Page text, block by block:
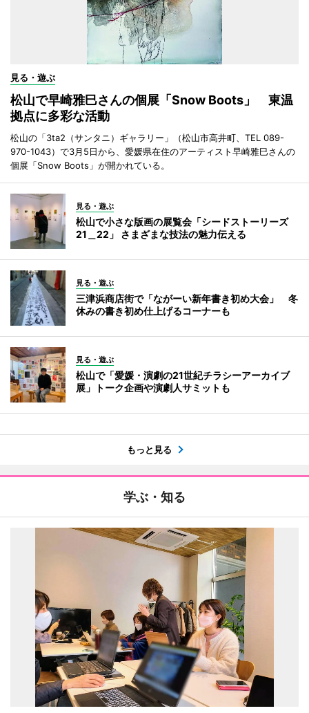
見る・遊ぶ
松山で早崎雅巳さんの個展「Snow Boots」 東温
拠点に多彩な活動
松山の「3ta2（サンタニ）ギャラリー」（松山市高井町、TEL 089-
970-1043）で3月5日から、愛媛県在住のアーティスト早崎雅巳さんの
個展「Snow Boots」が開かれている。
見る・遊ぶ
松山で小さな版画の展覧会「シードストーリーズ
21＿22」 さまざまな技法の魅力伝える
見る・遊ぶ
三津浜商店街で「ながーい新年書き初め大会」 冬
休みの書き初め仕上げるコーナーも
見る・遊ぶ
松山で「愛媛・演劇の21世紀チラシーアーカイブ
展」トーク企画や演劇人サミットも
もっと見る
学ぶ・知る